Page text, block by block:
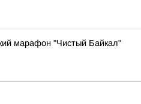
марафон "Чистый Байкал"